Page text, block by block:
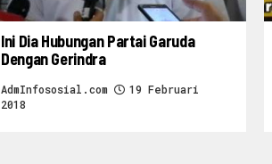
Ini Dia Hubungan Partai Garuda
Dengan Gerindra
AdmInfososial.com
19 Februari
2018